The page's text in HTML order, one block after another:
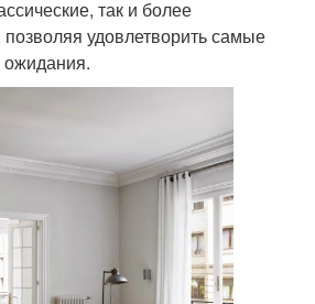
так и более
удовлетворить самые